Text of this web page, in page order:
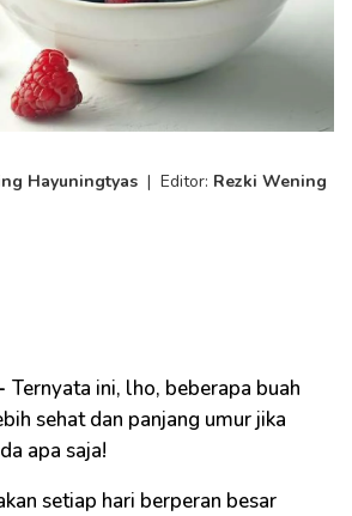
Hayuningtyas | Editor: Rezki Wening
Ternyata ini, lho, beberapa buah
sehat dan panjang umur jika
apa saja!
setiap hari berperan besar